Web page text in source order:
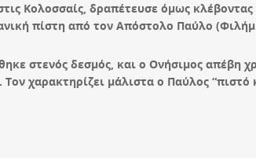
Κολοσσαίς, δραπέτευσε όμως κλέβοντας
πίστη από τον Απόστολο Παύλο
στενός δεσμός, και ο Ονήσιμος απέβη
χαρακτηρίζει μάλιστα ο Παύλος